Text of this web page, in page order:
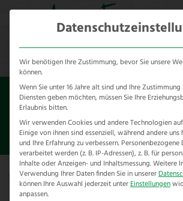
Sie sind hier:
Cross Sale
Wir benötigen Ihre Zustimmung, bevor Sie unsere
können.
Wenn Sie unter 16 Jahre alt sind und Ihre
Diensten geben möchten, müssen Sie Ihre
Erlaubnis bitten.
Wir verwenden Cookies und andere Technologien
Einige von ihnen sind essenziell, während andere
und Ihre Erfahrung zu verbessern. Personenbezogene
verarbeitet werden (z. B. IP-Adressen), z. B. für
Inhalte oder Anzeigen- und Inhaltsmessung.Weitere
Verwendung Ihrer Daten finden Sie in unserer
können Ihre Auswahl jederzeit unterEinstellungen
anpassen.